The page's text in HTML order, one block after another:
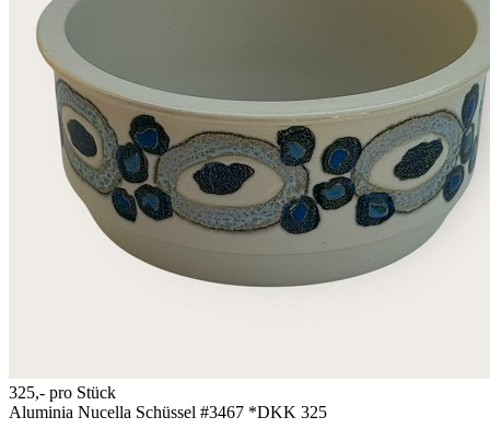
325,- pro Stück
Aluminia Nucella Schüssel #3467 *DKK 325